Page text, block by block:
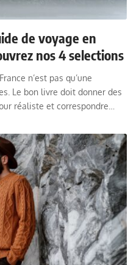
de voyage en
nos 4 selections
n’est pas qu’une
Le bon livre doit donner des
réaliste et correspondre…